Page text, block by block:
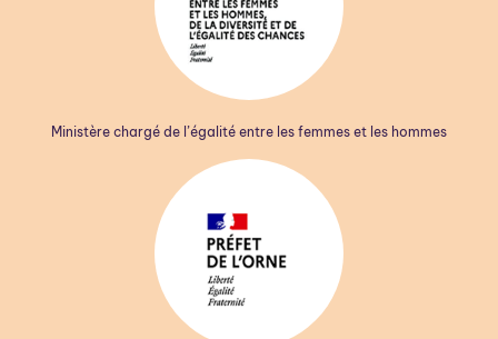
Ministère chargé de l’égalité entre les femmes et les hommes